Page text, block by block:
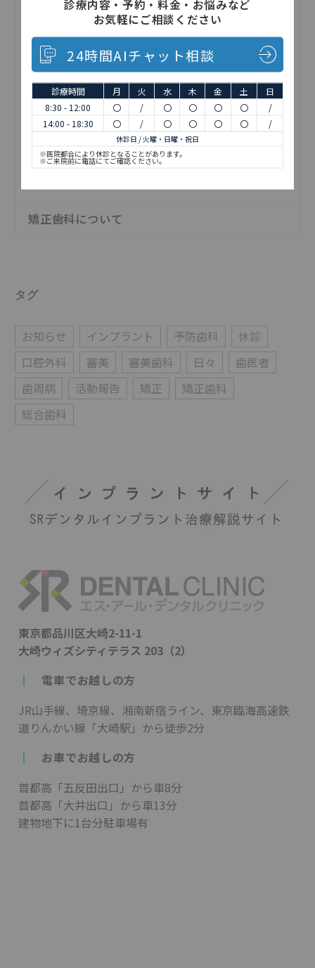
インフォメーション
インプラントについて
お知らせ
予防歯科について
日記
矯正歯科について
タグ
お知らせ インプラント 予防歯科
休診
口腔外科
審美 審美歯科 日々
歯医者
歯周病
活動報告 矯正
矯正歯科
総合歯科
東京都品川区大崎2-11-1
大崎ウィズシティテラス 203（2）
┃
電車でお越しの方
JR山手線、埼京線、湘南新宿ライン、東京臨海高速鉄
道りんかい線「大崎駅」から徒歩2分
┃
お車でお越しの方
首都高「五反田出口」から車8分
首都高「大井出口」から車13分
建物地下に1台分駐車場有
診療内容・予約・料金・お悩みなど
お気軽にご相談ください
24時間AIチャット相談
診療時間 月 火 水 木 金 土
日
8:30 - 12:00
〇 / 〇 〇 〇 〇
/
14:00 - 18:30
〇 / 〇 〇 〇 〇 /
休診日 / 火曜・日曜・祝日
※医院都合により休診となることがあります。
※ご来院前に電話にてご確認ください。